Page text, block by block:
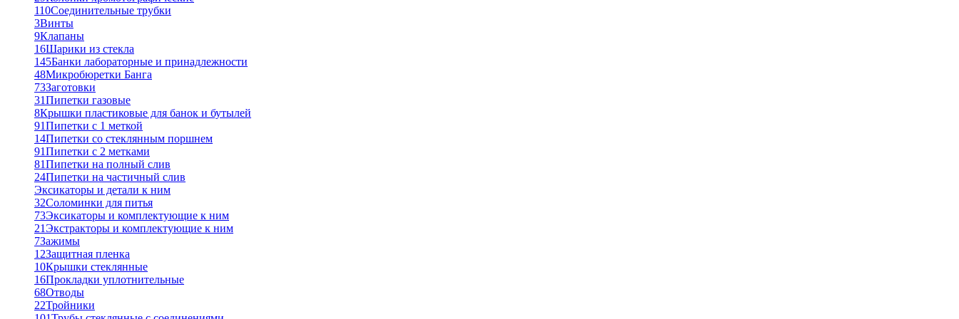
110Соединительные трубки
3Винты
9Клапаны
16Шарики из стекла
145Банки лабораторные и принадлежности
48Микробюретки Банга
73Заготовки
31Пипетки газовые
8Крышки пластиковые для банок и бутылей
91Пипетки с 1 меткой
14Пипетки со стеклянным поршнем
91Пипетки с 2 метками
81Пипетки на полный слив
24Пипетки на частичный слив
Эксикаторы и детали к ним
32Соломинки для питья
73Эксикаторы и комплектующие к ним
21Экстракторы и комплектующие к ним
7Зажимы
12Защитная пленка
10Крышки стеклянные
16Прокладки уплотнительные
68Отводы
22Тройники